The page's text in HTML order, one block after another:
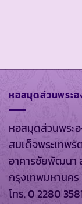
หอสมุดส่วนพระอ
หอสมุดส่วนพระอ
สมเด็จพระเทพรั
อาคารชัยพัฒนา
กรุงเทพมหานคร
โทร. 0 2280